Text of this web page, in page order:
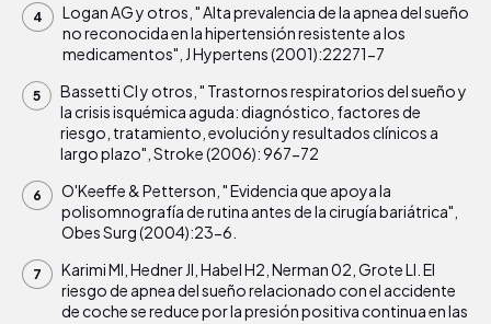
Logan AG y otros, " Alta prevalencia de la apnea del sueño
no reconocida en la hipertensión resistente a los
medicamentos", J Hypertens (2001):22271-7
Bassetti Cl y otros, " Trastornos respiratorios del sueño y
la crisis isquémica aguda: diagnóstico, factores de
riesgo, tratamiento, evolución y resultados clínicos a
largo plazo", Stroke (2006): 967-72
O'Keeffe & Petterson, " Evidencia que apoya la
polisomnografía de rutina antes de la cirugía bariátrica",
Obes Surg (2004):23-6.
Karimi Ml, Hedner Jl, Habel H2, Nerman 02, Grote Ll. El
riesgo de apnea del sueño relacionado con el accidente
de coche se reduce por la presión positiva continua en las